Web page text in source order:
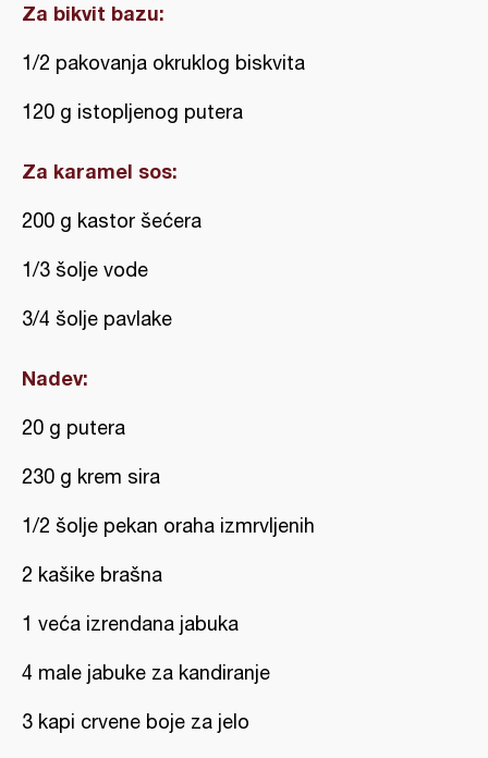
Za bikvit bazu:
1/2 pakovanja okruklog biskvita
120 g istopljenog putera
Za karamel sos:
200 g kastor šećera
1/3 šolje vode
3/4 šolje pavlake
Nadev:
20 g putera
230 g krem sira
1/2 šolje pekan oraha izmrvljenih
2 kašike brašna
1 veća izrendana jabuka
4 male jabuke za kandiranje
3 kapi crvene boje za jelo